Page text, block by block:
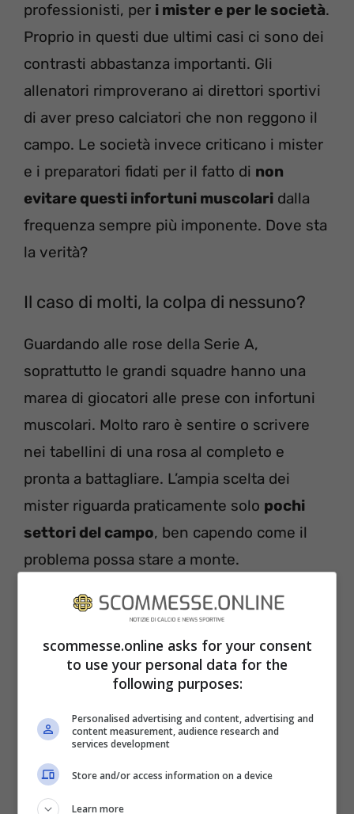
professionisti, per i mister e per le società.
Proprio in questi due ultimi casi ci sono dei
contrasti abbastanza importanti. Gli
allenatori rimproverano ai direttori sportivi
di aver preso calciatori che non reggono il
campo. Le società invece criticano i mister
e i preparatori fidati per il fatto di non
evitare questi infortuni muscolari dalla
frequenza sempre più imponente. Dove sta
la verità?
Il caso di molti, la colpa di nessuno?
Guardando alle rose della Serie A,
soprattutto le grandi squadre hanno una
marea di giocatori alle prese con infortuni
muscolari. Molto raro è sentire o scrivere
nei tabellini di una rosa al completo e
pronta a battagliare. L’ampia scelta dei
mister riguarda praticamente solo pochi
settori del campo, ben capendo come il
problema possa stare a monte.
scommesse.online asks for your consent
to use your personal data for the
following purposes:
Personalised advertising and content, advertising and
content measurement, audience research and
services development
Store and/or access information on a device
Learn more